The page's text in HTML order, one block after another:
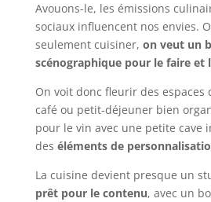
Avouons-le, les émissions
sociaux influencent nos envies.
seulement cuisiner, on veut un
scénographique pour le faire et
On voit donc fleurir des espaces
café ou petit-déjeuner bien
pour le vin avec une petite cave
des éléments de
La cuisine devient presque un
prêt pour le contenu, avec un